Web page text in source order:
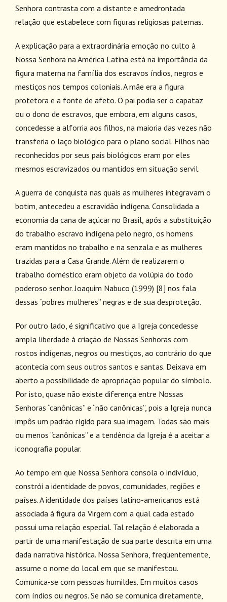
Senhora contrasta com a distante e amedrontada
relação que estabelece com figuras religiosas paternas.
A explicação para a extraordinária emoção no culto à
Nossa Senhora na América Latina está na importância da
figura materna na família dos escravos índios, negros e
mestiços nos tempos coloniais. A mãe era a figura
protetora e a fonte de afeto. O pai podia ser o capataz
ou o dono de escravos, que embora, em alguns casos,
concedesse a alforria aos filhos, na maioria das vezes não
transferia o laço biológico para o plano social. Filhos não
reconhecidos por seus pais biológicos eram por eles
mesmos escravizados ou mantidos em situação servil.
A guerra de conquista nas quais as mulheres integravam o
botim, antecedeu a escravidão indígena. Consolidada a
economia da cana de açúcar no Brasil, após a substituição
do trabalho escravo indígena pelo negro, os homens
eram mantidos no trabalho e na senzala e as mulheres
trazidas para a Casa Grande. Além de realizarem o
trabalho doméstico eram objeto da volúpia do todo
poderoso senhor. Joaquim Nabuco (1999) [8] nos fala
dessas “pobres mulheres” negras e de sua desproteção.
Por outro lado, é significativo que a Igreja concedesse
ampla liberdade à criação de Nossas Senhoras com
rostos indígenas, negros ou mestiços, ao contrário do que
acontecia com seus outros santos e santas. Deixava em
aberto a possibilidade de apropriação popular do símbolo.
Por isto, quase não existe diferença entre Nossas
Senhoras “canônicas” e “não canônicas”, pois a Igreja nunca
impôs um padrão rígido para sua imagem. Todas são mais
ou menos “canônicas” e a tendência da Igreja é a aceitar a
iconografia popular.
Ao tempo em que Nossa Senhora consola o indivíduo,
constrói a identidade de povos, comunidades, regiões e
países. A identidade dos países latino-americanos está
associada à figura da Virgem com a qual cada estado
possui uma relação especial. Tal relação é elaborada a
partir de uma manifestação de sua parte descrita em uma
dada narrativa histórica. Nossa Senhora, freqüentemente,
assume o nome do local em que se manifestou.
Comunica-se com pessoas humildes. Em muitos casos
com índios ou negros. Se não se comunica diretamente,